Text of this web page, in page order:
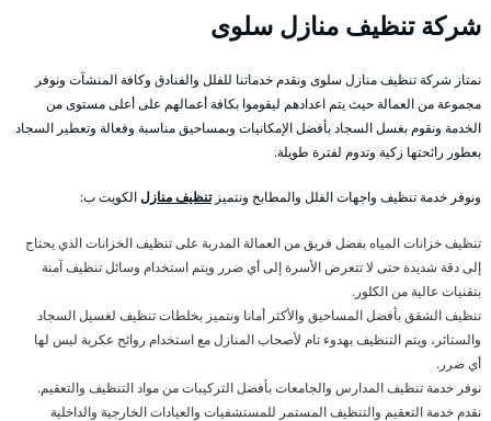
شركة تنظيف منازل سلوى
نمتاز شركة تنظيف منازل سلوى ونقدم خدماتنا للفلل والفنادق وكافة المنشآت ونوفر
مجموعة من العمالة حيث يتم اعدادهم ليقوموا بكافة أعمالهم على أعلى مستوى من
الخدمة ونقوم بغسل السجاد بأفضل الإمكانيات وبمساحيق مناسبة وفعالة وتعطير السجاد
بعطور رائحتها زكية وتدوم لفترة طويلة.
ونوفر خدمة تنظيف واجهات الفلل والمطابخ ونتميزتنظيف منازلالكويت ب:
تنظيف خزانات المياه بفضل فريق من العمالة المدربة على تنظيف الخزانات الذي يحتاج
إلى دقة شديدة حتى لا تتعرض الأسرة إلى أي ضرر ويتم استخدام وسائل تنظيف آمنة
بتقنيات عالية من الكلور.
تنظيف الشقق بأفضل المساحيق والأكثر أمانا ونتميز بخلطات تنظيف لغسيل السجاد
والستائر، ويتم التنظيف بهدوء تام لأصحاب المنازل مع استخدام روائح عكرية ليس لها
أي ضرر.
نوفر خدمة تنظيف المدارس والجامعات بأفضل التركيبات من مواد التنظيف والتعقيم.
نقدم خدمة التعقيم والتنظيف المستمر للمستشفيات والعيادات الخارجية والداخلية